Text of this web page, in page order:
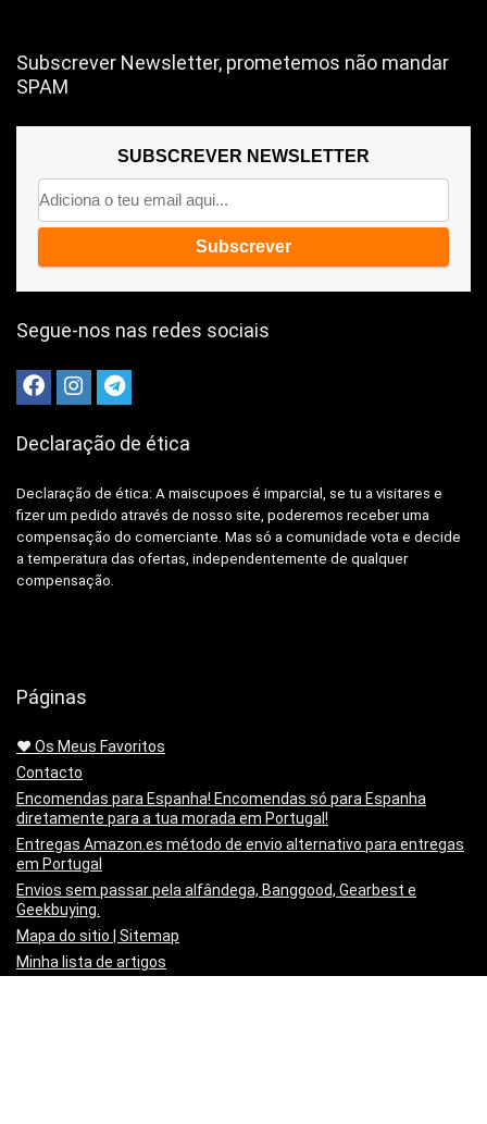
Subscrever Newsletter, prometemos não mandar
SPAM
SUBSCREVER NEWSLETTER
Segue-nos nas redes sociais
Declaração de ética
Declaração de ética: A maiscupoes é imparcial, se tu a visitares e
fizer um pedido através de nosso site, poderemos receber uma
compensação do comerciante. Mas só a comunidade vota e decide
a temperatura das ofertas, independentemente de qualquer
compensação.
Páginas
❤️ Os Meus Favoritos
Contacto
Encomendas para Espanha! Encomendas só para Espanha
diretamente para a tua morada em Portugal!
Entregas Amazon.es método de envio alternativo para entregas
em Portugal
Envios sem passar pela alfândega, Banggood, Gearbest e
Geekbuying.
Mapa do sitio | Sitemap
Minha lista de artigos